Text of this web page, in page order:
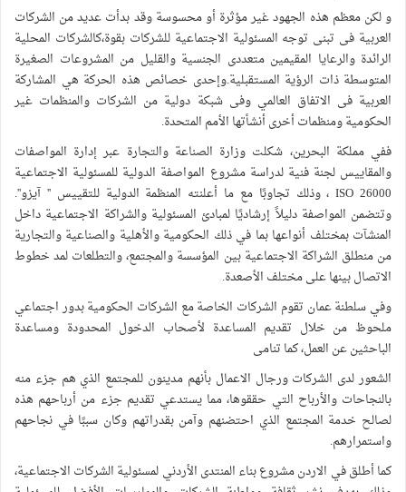
و لكن معظم هذه الجهود غير مؤثرة أو محسوسة وقد بدأت عديد من الشركات
العربية فى تبنى توجه المسئولية الاجتماعية للشركات بقوة،كالشركات المحلية
الرائدة والرعايا المقيمين متعددى الجنسية والقليل من المشروعات الصغيرة
المتوسطة ذات الرؤية المستقبلية.وإحدى خصائص هذه الحركة هي المشاركة
العربية فى الاتفاق العالمي وفى شبكة دولية من الشركات والمنظمات غير
الحكومية ومنظمات أخرى أنشأتها الأمم المتحدة.
ففي مملكة البحرين، شكلت وزارة الصناعة والتجارة عبر إدارة المواصفات
والمقاييس لجنة فنية لدراسة مشروع المواصفة الدولية للمسئولية الاجتماعية
ISO 26000 ، وذلك تجاوبًا مع ما أعلنته المنظمة الدولية للتقييس '' آيزو''.
وتتضمن المواصفة دليلاً إرشاديًا لمبادئ المسئولية والشراكة الاجتماعية داخل
المنشآت بمختلف أنواعها بما في ذلك الحكومية والأهلية والصناعية والتجارية
من منطلق الشراكة الاجتماعية بين المؤسسة والمجتمع، والتطلعات لمد خطوط
الاتصال بينها على مختلف الأصعدة.
وفي سلطنة عمان تقوم الشركات الخاصة مع الشركات الحكومية بدور اجتماعي
ملحوظ من خلال تقديم المساعدة لأصحاب الدخول المحدودة ومساعدة
الباحثين عن العمل، كما تنامى
الشعور لدى الشركات ورجال الاعمال بأنهم مدينون للمجتمع الذي هم جزء منه
بالنجاحات والأرباح التي حققوها، مما يستدعي تقديم جزء من أرباحهم هذه
لصالح خدمة المجتمع الذي احتضنهم وآمن بقدراتهم وكان سببًا في نجاحهم
واستمرارهم.
كما أطلق في الاردن مشروع بناء المنتدى الأردني لمسئولية الشركات الاجتماعية،